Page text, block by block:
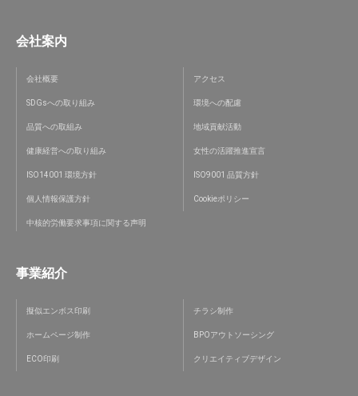
会社案内
会社概要 アクセス
SDGsへの取り組み 環境への配慮
品質への取組み 地域貢献活動
健康経営への取り組み 女性の活躍推進宣言
ISO14001 環境方針 ISO9001 品質方針
個人情報保護方針 Cookieポリシー
中核的労働要求事項に関する声明
事業紹介
擬似エンボス印刷 チラシ制作
ホームページ制作 BPOアウトソーシング
ECO印刷 クリエイティブデザイン